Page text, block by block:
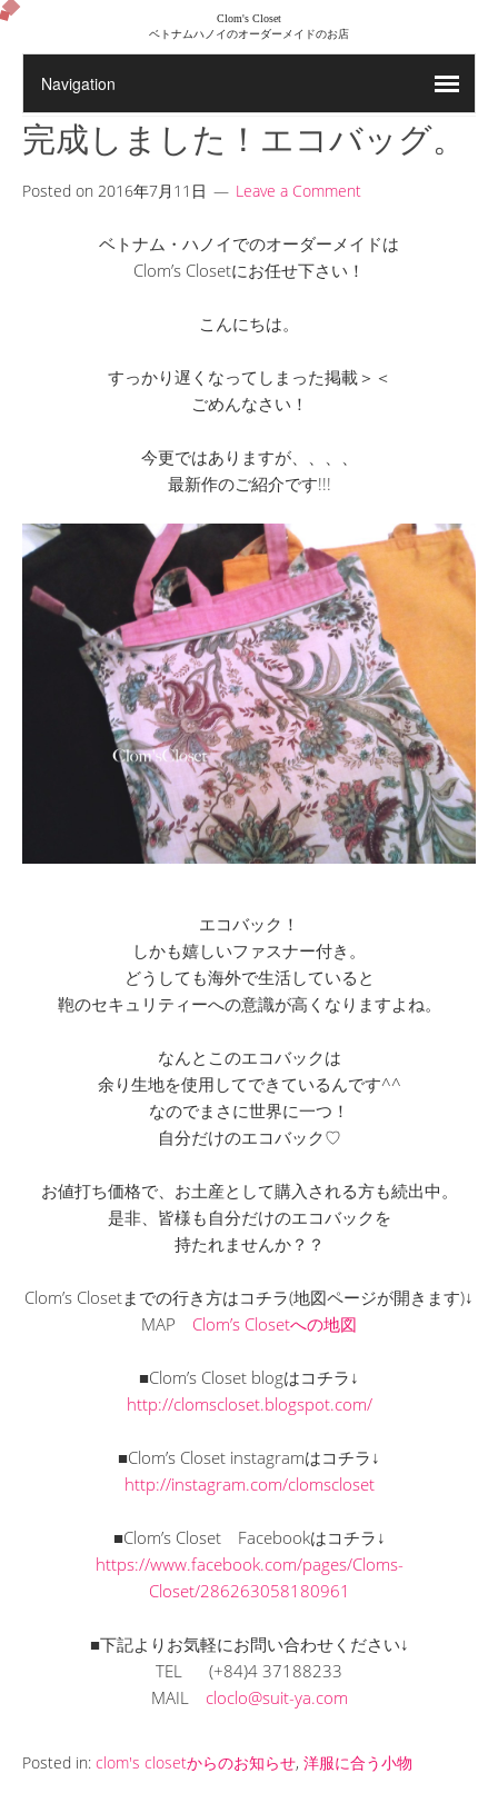
Clom's Closet
ベトナムハノイのオーダーメイドのお店
完成しました！エコバッグ。
Posted on 2016年7月11日 Leave a Comment
ベトナム・ハノイでのオーダーメイドは
Clom’s Closetにお任せ下さい！
こんにちは。
すっかり遅くなってしまった掲載＞＜
ごめんなさい！
今更ではありますが、、、、
最新作のご紹介です!!!
エコバック！
しかも嬉しいファスナー付き。
どうしても海外で生活していると
鞄のセキュリティーへの意識が高くなりますよね。
なんとこのエコバックは
余り生地を使用してできているんです^^
なのでまさに世界に一つ！
自分だけのエコバック♡
お値打ち価格で、お土産として購入される方も続出中。
是非、皆様も自分だけのエコバックを
持たれませんか？？
Clom’s Closetまでの行き方はコチラ(地図ページが開きます)↓
MAP Clom’s Closetへの地図
■Clom’s Closet blogはコチラ↓
http://clomscloset.blogspot.com/
■Clom’s Closet instagramはコチラ↓
http://instagram.com/clomscloset
■Clom’s Closet Facebookはコチラ↓
https://www.facebook.com/pages/Cloms-
Closet/286263058180961
■下記よりお気軽にお問い合わせください↓
TEL (+84)4 37188233
MAIL cloclo@suit-ya.com
Posted in: clom's closetからのお知らせ, 洋服に合う小物